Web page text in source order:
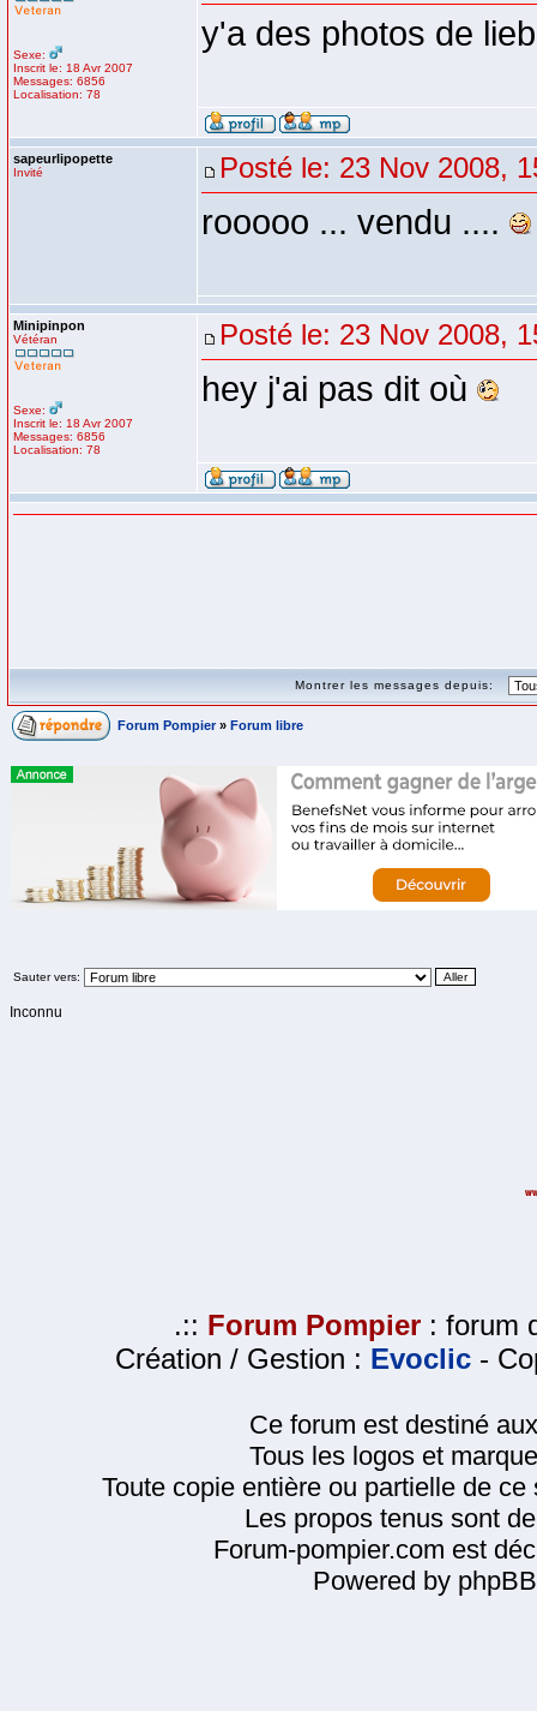
Sexe:
Inscrit le: 18 Avr 2007
Messages: 6856
Localisation: 78
y'a des photos de
sapeurlipopette
Invité Posté le: 23 Nov 2008,
rooooo ... vendu ....
Minipinpon
Vétéran
Sexe:
Inscrit le: 18 Avr 2007
Messages: 6856
Localisation: 78
Posté le: 23 Nov 2008,
hey j'ai pas dit où
Montrer les messages depuis:
Forum Pompier » Forum libre
Sauter vers:
Inconnu
.:: Forum Pompier : forum
Création / Gestion : Evoclic -
Ce forum est destiné
Tous les logos et
Toute copie entière ou partielle de
Les propos tenus sont
Forum-pompier.com est
Powered by